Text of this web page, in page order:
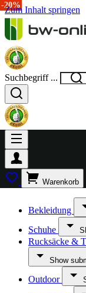
Zum Inhalt springen
Suchbegriff ...
Warenkorb
Bekleidung
Schuhe
Rucksäcke &
Show
Outdoor
-20%